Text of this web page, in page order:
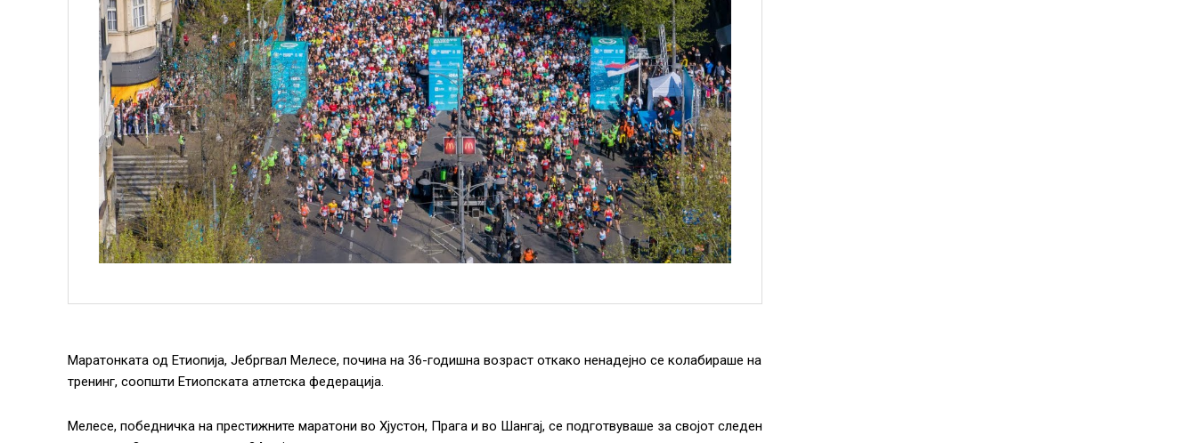
Маратонката од Етиопија, Јебргвал Мелесе, почина на 36-годишна возраст откако ненадејно се колабираше на
тренинг, соопшти Етиопската атлетска федерација.
Мелесе, победничка на престижните маратони во Хјустон, Прага и во Шангај, се подготвуваше за својот следен